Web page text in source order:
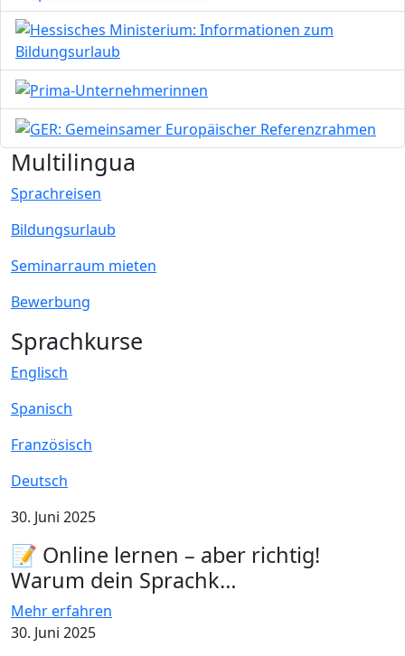
Bild
Bild
Bild
Multilingua
Sprachreisen
Bildungsurlaub
Seminarraum mieten
Bewerbung
Sprachkurse
Englisch
Spanisch
Französisch
Deutsch
30. Juni 2025
📝 Online lernen – aber richtig!
Warum dein Sprachk…
Mehr erfahren
30. Juni 2025